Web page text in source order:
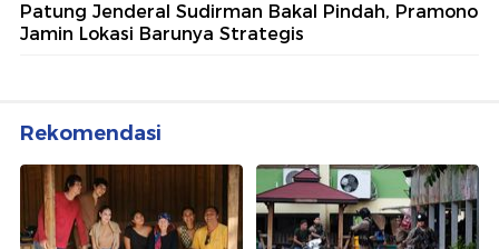
Patung Jenderal Sudirman Bakal Pindah, Pramono
Jamin Lokasi Barunya Strategis
Rekomendasi